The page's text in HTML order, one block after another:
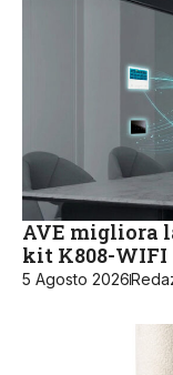
AVE migliora
kit K808-WIFI
5 Agosto 2026